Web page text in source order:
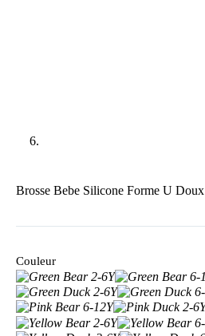
Brosse Bebe Silicone Forme U Doux
Couleur